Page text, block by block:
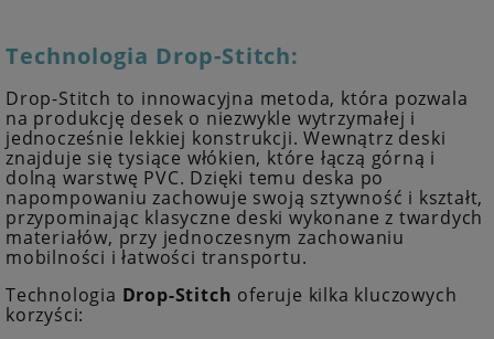
Technologia Drop-Stitch:
Drop-Stitch to innowacyjna metoda, która pozwala
na produkcję desek o niezwykle wytrzymałej i
jednocześnie lekkiej konstrukcji. Wewnątrz deski
znajduje się tysiące włókien, które łączą górną i
dolną warstwę PVC. Dzięki temu deska po
napompowaniu zachowuje swoją sztywność i kształt,
przypominając klasyczne deski wykonane z twardych
materiałów, przy jednoczesnym zachowaniu
mobilności i łatwości transportu.
Technologia Drop-Stitch oferuje kilka kluczowych
korzyści: